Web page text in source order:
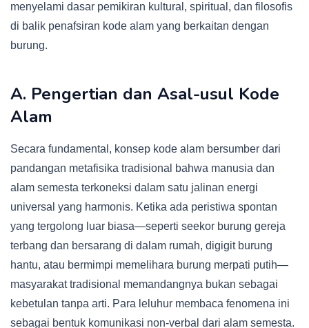
menyelami dasar pemikiran kultural, spiritual, dan filosofis
di balik penafsiran kode alam yang berkaitan dengan
burung.
A. Pengertian dan Asal-usul Kode
Alam
Secara fundamental, konsep kode alam bersumber dari
pandangan metafisika tradisional bahwa manusia dan
alam semesta terkoneksi dalam satu jalinan energi
universal yang harmonis. Ketika ada peristiwa spontan
yang tergolong luar biasa—seperti seekor burung gereja
terbang dan bersarang di dalam rumah, digigit burung
hantu, atau bermimpi memelihara burung merpati putih—
masyarakat tradisional memandangnya bukan sebagai
kebetulan tanpa arti. Para leluhur membaca fenomena ini
sebagai bentuk komunikasi non-verbal dari alam semesta.